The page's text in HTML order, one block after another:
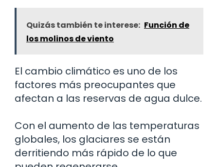
Quizás también te interese: Función de
los molinos de viento
El cambio climático es uno de los
factores más preocupantes que
afectan a las reservas de agua dulce.
Con el aumento de las temperaturas
globales, los glaciares se están
derritiendo más rápido de lo que